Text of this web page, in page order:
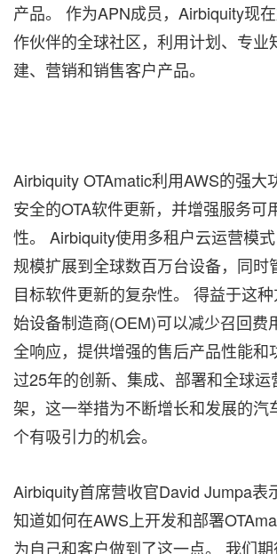
产品。 作为APN成员，Airbiquity现
作伙伴的全球社区，利用计划、专业
建、营销和销售客户产品。
Airbiquity OTAmatic利用AWS的强大
安全的OTA软件更新，并增强服务可
性。 Airbiquity使用多租户云运营模
规模扩展到全球数百万台设备，同时
目标软件更新的复杂性。 得益于这
始设备制造商(OEM)可以减少召回费
全响应，提供增强的售后产品性能和
过25年的创新、集成、部署和全球运
架，这一举措为不断增长和发展的汽
个有吸引力的机会。
Airbiquity首席营收官David Jumpa表
知道如何在AWS上开发和部署
为自己和客户做到了这一点。 我们